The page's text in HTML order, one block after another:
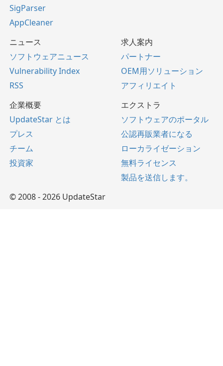
SigParser
AppCleaner
ニュース
ソフトウェアニュース
Vulnerability Index
RSS
求人案内
パートナー
OEM用ソリューション
アフィリエイト
企業概要
UpdateStar とは
プレス
チーム
投資家
エクストラ
ソフトウェアのポータル
公認再販業者になる
ローカライゼーション
無料ライセンス
製品を送信します。
© 2008 - 2026 UpdateStar